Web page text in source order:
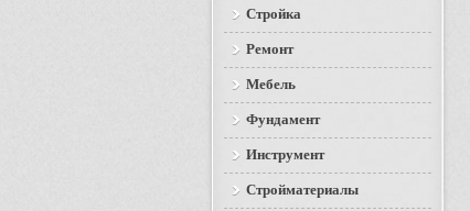
Стройка
Ремонт
Мебель
Фундамент
Инструмент
Стройматериалы